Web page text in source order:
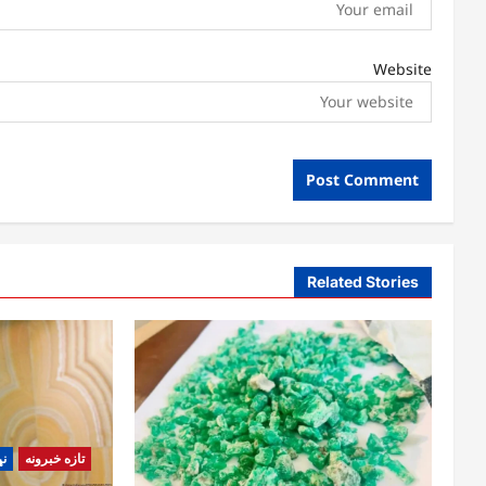
Website
Related Stories
تازه خبرونه